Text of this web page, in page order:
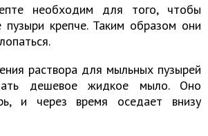
необходим для того, чтобы
пузыри крепче. Таким образом они
раствора для мыльных пузырей
дешевое жидкое мыло. Оно
и через время оседает внизу